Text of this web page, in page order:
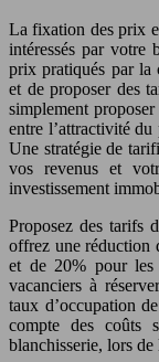
La fixation des prix
intéressés par votre
prix pratiqués par la
et de proposer des
simplement
entre l’attractivité
Une stratégie de
vos revenus et
investissement
Proposez des tarifs
offrez une réduction
et de 20% pour les
vacanciers à
taux d’occupation
compte des coûts
blanchisserie, lors